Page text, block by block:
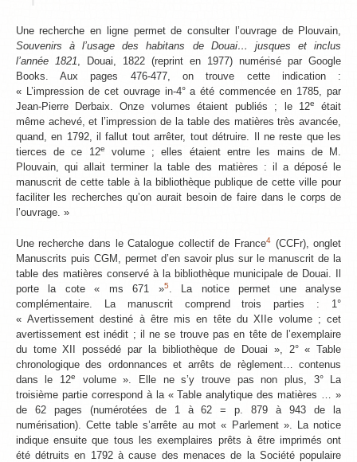
Une recherche en ligne permet de consulter l’ouvrage de Plouvain,
Souvenirs à l’usage des habitans de Douai… jusques et inclus
l’année 1821 , Douai, 1822 (reprint en 1977) numérisé par Google
Books. Aux pages 476-477, on trouve cette indication :
« L’impression de cet ouvrage in-4° a été commencée en 1785, par
Jean-Pierre Derbaix. Onze volumes étaient publiés ; le 12e
était
même achevé, et l’impression de la table des matières très avancée,
quand, en 1792, il fallut tout arrêter, tout détruire. Il ne reste que les
tierces de ce 12e
volume ; elles étaient entre les mains de M.
Plouvain, qui allait terminer la table des matières : il a déposé le
manuscrit de cette table à la bibliothèque publique de cette ville pour
faciliter les recherches qu’on aurait besoin de faire dans le corps de
l’ouvrage. »
Une recherche dans le Catalogue collectif de France4 (CCFr), onglet
Manuscrits puis CGM, permet d’en savoir plus sur le manuscrit de la
table des matières conservé à la bibliothèque municipale de Douai. Il
porte la cote « ms 671 »5
. La notice permet une analyse
complémentaire. La manuscrit comprend trois parties : 1°
« Avertissement destiné à être mis en tête du XIIe volume ; cet
avertissement est inédit ; il ne se trouve pas en tête de l’exemplaire
du tome XII possédé par la bibliothèque de Douai », 2° « Table
chronologique des ordonnances et arrêts de règlement… contenus
dans le 12e
volume ». Elle ne s’y trouve pas non plus, 3° La
troisième partie correspond à la « Table analytique des matières … »
de 62 pages (numérotées de 1 à 62 = p. 879 à 943 de la
numérisation). Cette table s’arrête au mot « Parlement ». La notice
indique ensuite que tous les exemplaires prêts à être imprimés ont
été détruits en 1792 à cause des menaces de la Société populaire